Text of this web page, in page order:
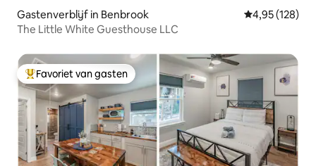
Gastenverblijf in Benbrook Gemiddelde
4,95 (128)
The Little White Guesthouse LLC
Topfavoriet van gasten
Favoriet van gasten